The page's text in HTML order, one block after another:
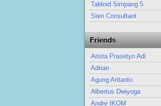
Tabloid Simpang 5
Sten Consultant
Friends
Arista Prasetyo Adi
Adrian
Agung Aritanto
Albertus Dwiyoga
Andre IKOM